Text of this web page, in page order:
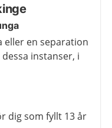
eller en separation
instanser, i
dig som fyllt 13 år